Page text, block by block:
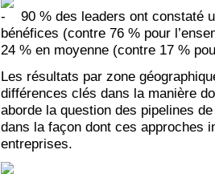
90 % des leaders ont constaté
bénéfices (contre 76 % pour
24 % en moyenne (contre 17 %
Les résultats par zone
différences clés dans la manière
aborde la question des pipelines
dans la façon dont ces approches
entreprises.